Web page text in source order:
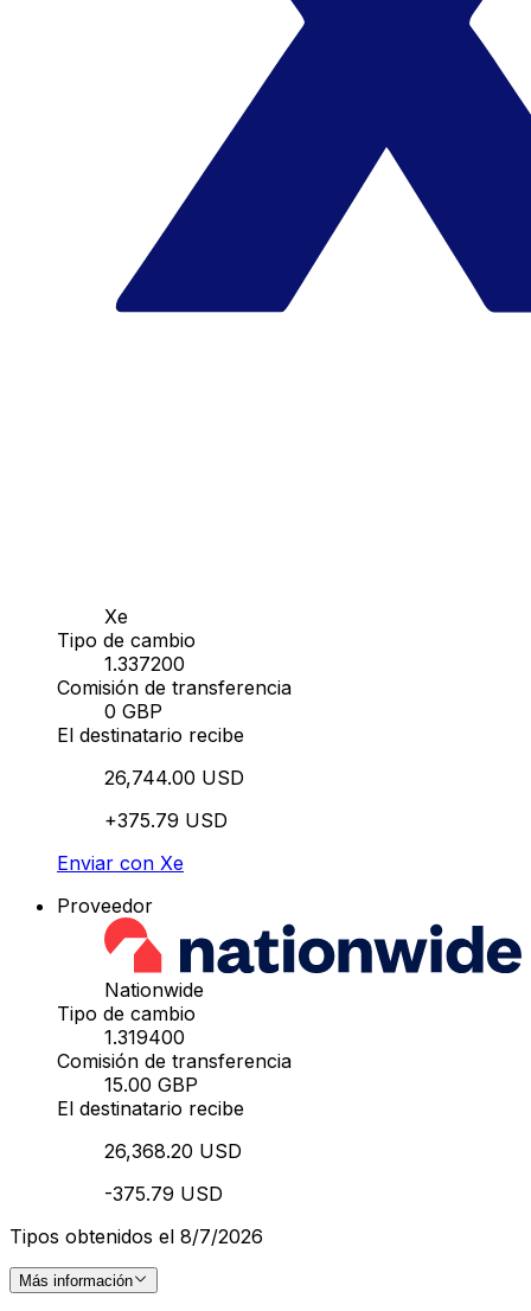
Xe
Tipo de cambio
1.337200
Comisión de transferencia
0 GBP
El destinatario recibe
26,744.00 USD
+375.79 USD
Enviar con Xe
Proveedor
Nationwide
Tipo de cambio
1.319400
Comisión de transferencia
15.00 GBP
El destinatario recibe
26,368.20 USD
-375.79 USD
Tipos obtenidos el 8/7/2026
Más información